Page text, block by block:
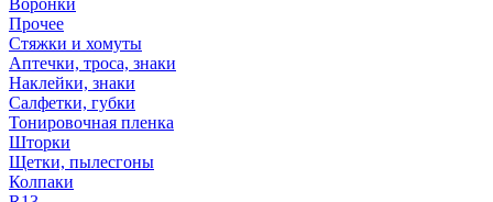
Воронки
Прочее
Стяжки и хомуты
Аптечки, троса, знаки
Наклейки, знаки
Салфетки, губки
Тонировочная пленка
Шторки
Щетки, пылесгоны
Колпаки